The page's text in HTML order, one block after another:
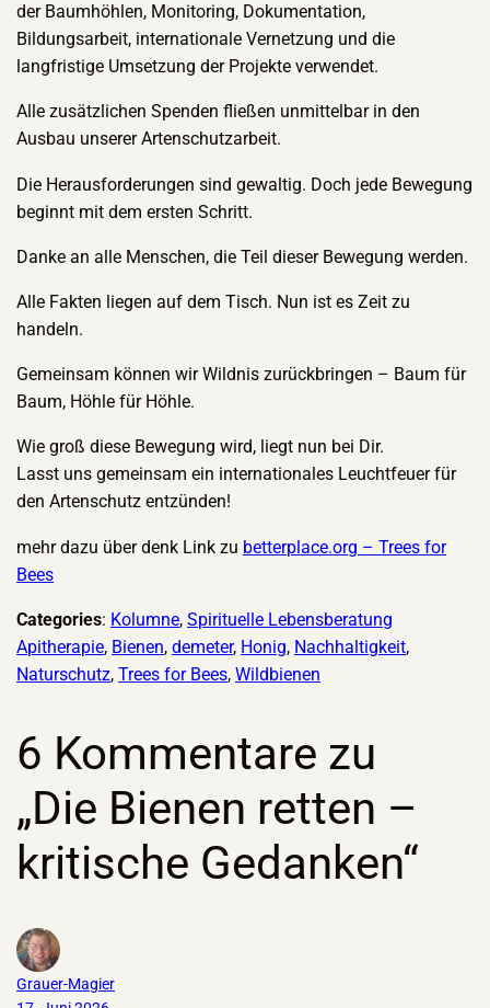
der Baumhöhlen, Monitoring, Dokumentation,
Bildungsarbeit, internationale Vernetzung und die
langfristige Umsetzung der Projekte verwendet.
Alle zusätzlichen Spenden fließen unmittelbar in den
Ausbau unserer Artenschutzarbeit.
Die Herausforderungen sind gewaltig. Doch jede Bewegung
beginnt mit dem ersten Schritt.
Danke an alle Menschen, die Teil dieser Bewegung werden.
Alle Fakten liegen auf dem Tisch. Nun ist es Zeit zu
handeln.
Gemeinsam können wir Wildnis zurückbringen – Baum für
Baum, Höhle für Höhle.
Wie groß diese Bewegung wird, liegt nun bei Dir.
Lasst uns gemeinsam ein internationales Leuchtfeuer für
den Artenschutz entzünden!
mehr dazu über denk Link zu betterplace.org – Trees for
Bees
Categories: Kolumne, Spirituelle Lebensberatung
Apitherapie, Bienen, demeter, Honig, Nachhaltigkeit
Naturschutz, Trees for Bees, Wildbienen
6 Kommentare zu
„Die Bienen retten –
kritische Gedanken“
Grauer-Magier